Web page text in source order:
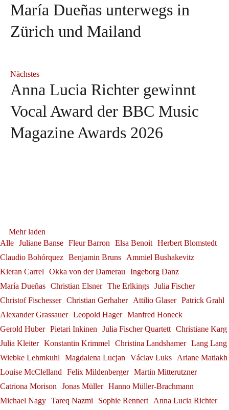
María Dueñas unterwegs in
Zürich und Mailand
Nächstes
Anna Lucia Richter gewinnt
Vocal Award der BBC Music
Magazine Awards 2026
Ammiel Bushakevitz bei den
Salzburger Festspielen
Konstantin Krimmel
Internacional de Santander
Gerold Huber erhält das
Bundesverdienstkreuz am
Bande
Gerold Huber
Alexander Grassauer in
Bayreuth
Alexander Grassauer
Georg Zeppenfeld bei den
Bayreuther Festspielen
Georg Zeppenfeld
Mehr laden
Alle Juliane Banse Fleur Barron Elsa Benoit Herbert Blomstedt
Claudio Bohórquez Benjamin Bruns
Ammiel Bushakevitz
Kieran Carrel
Okka von der Damerau
Ingeborg Danz
María Dueñas Christian Elsner The Erlkings Julia Fischer
Christof Fischesser Christian Gerhaher Attilio Glaser Patrick Grahl
Alexander Grassauer Leopold Hager Manfred Honeck
Gerold Huber Pietari Inkinen Julia Fischer Quartett Christiane Karg
Julia Kleiter Konstantin Krimmel Christina Landshamer Lang Lang
Wiebke Lehmkuhl
Magdalena Lucjan Václav Luks
Ariane Matiakh
Louise McClelland
Felix Mildenberger Martin Mitterutzner
Catriona Morison
Jonas Müller Hanno Müller-Brachmann
Michael Nagy Tareq Nazmi Sophie Rennert
Anna Lucia Richter